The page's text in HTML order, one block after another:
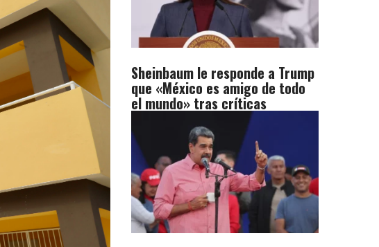
Sheinbaum le responde a Trump
que «México es amigo de todo
el mundo» tras críticas